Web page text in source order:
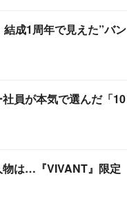
成1周年で見えた”バン
員が本気で選んだ「10
物は…『VIVANT』限定